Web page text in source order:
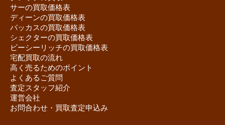
サーの買取価格表
ディーンの買取価格表
バッカスの買取価格表
シェクターの買取価格表
ビーシーリッチの買取価格表
宅配買取の流れ
高く売るためのポイント
よくあるご質問
査定スタッフ紹介
運営会社
お問合わせ・買取査定申込み